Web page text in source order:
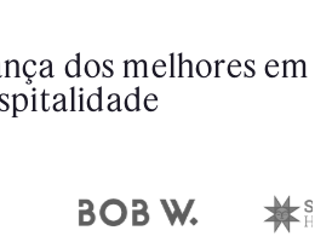
dos melhores em